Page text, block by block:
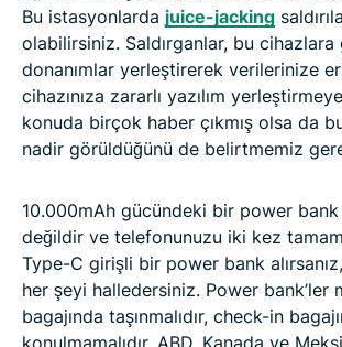
Bu istasyonlarda juice-jacking
olabilirsiniz. Saldırganlar, bu cihazlara
donanımlar yerleştirerek verilerinize
cihazınıza zararlı yazılım
konuda birçok haber çıkmış olsa da
nadir görüldüğünü de belirtmemiz
10.000mAh gücündeki bir power bank
değildir ve telefonunuzu iki kez
Type-C girişli bir power bank
her şeyi halledersiniz. Power bank’ler
bagajında taşınmalıdır, check-in